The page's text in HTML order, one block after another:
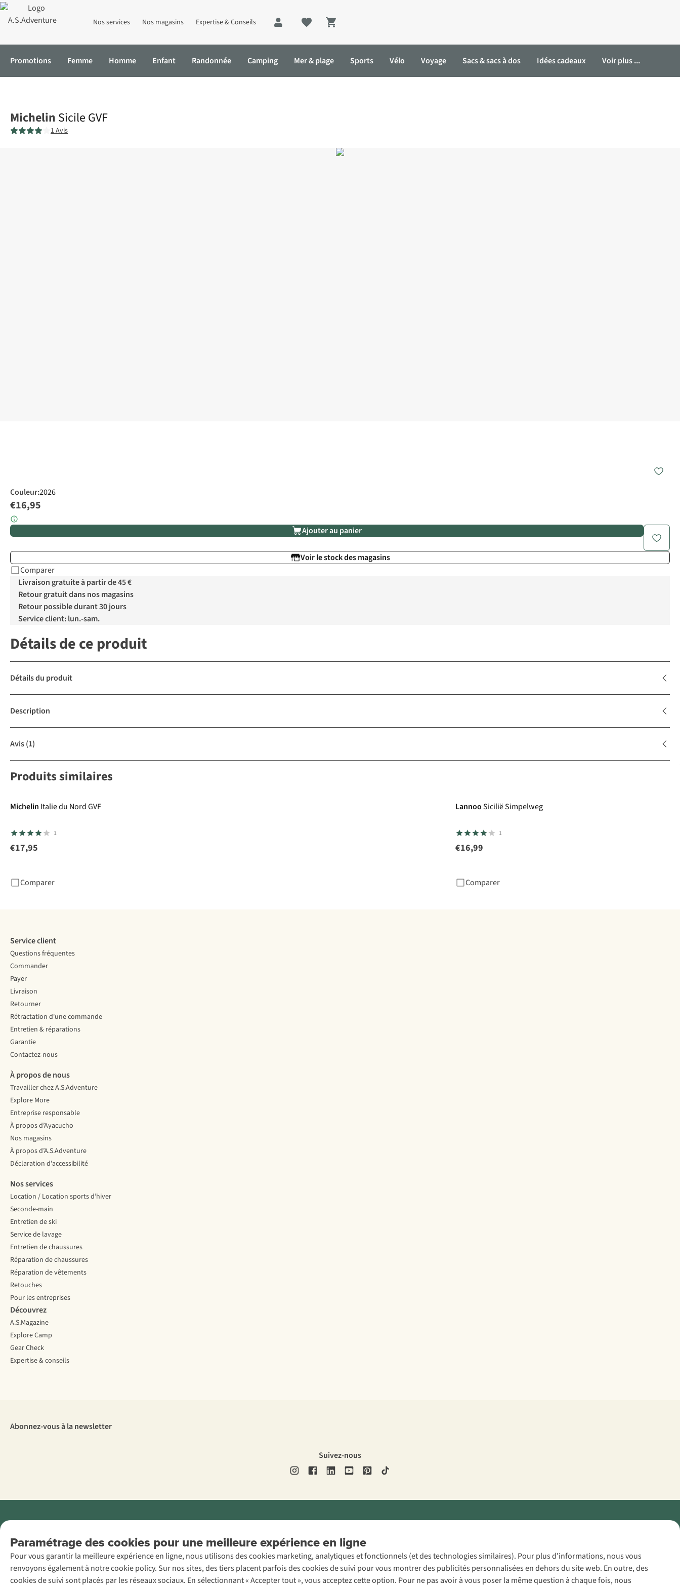
Nos services Nos magasins Expertise & Conseils
Shopping cart
Promotions Femme Homme Enfant Randonnée Camping Mer & plage Sports Vélo Voyage Sacs & sacs à dos Idées cadeaux Voir plus ...
Michelin Sicile GVF
1 Avis
Couleur:2026
€16,95
Ajouter au panier
Voir le stock des magasins
Comparer
Livraison gratuite à partir de 45 €
Retour gratuit dans nos magasins
Retour possible durant 30 jours
Service client: lun.-sam.
Détails de ce produit
Détails du produit
Description
Avis(1)
Produits similaires
Michelin Italie du Nord GVF
1
€17,95
Comparer
LannooSicilië Simpelweg
1
€16,99
Comparer
Paramétrage des cookies pour une meilleure expérience en ligne
Pour vous garantir la meilleure expérience en ligne, nous utilisons des cookies marketing, analytiques et fonctionnels (et des technologies similaires). Pour plus d'informations, nous vous
renvoyons également à notre cookie policy. Sur nos sites, des tiers placent parfois des cookies de suivi pour vous montrer des publicités personnalisées en dehors du site web. En outre, des
cookies de suivi sont placés par les réseaux sociaux. En sélectionnant « Accepter tout », vous acceptez cette option. Pour ne pas avoir à vous poser la même question à chaque fois, nous
Service client
Questions fréquentes
Commander
Payer
Livraison
Retourner
Rétractation d'une commande
Entretien & réparations
Garantie
Contactez-nous
À propos de nous
Travailler chez A.S.Adventure
Explore More
Entreprise responsable
À propos d’Ayacucho
Nos magasins
À propos d’A.S.Adventure
Déclaration d'accessibilité
Nos services
Location / Location sports d’hiver
Seconde-main
Entretien de ski
Service de lavage
Entretien de chaussures
Réparation de chaussures
Réparation de vêtements
Retouches
Pour les entreprises
Découvrez
A.S.Magazine
Explore Camp
Gear Check
Expertise & conseils
Abonnez-vous à la newsletter
Suivez-nous
AS Adventure
France SAS,
Rue du Vieux
Faubourg 14, F-